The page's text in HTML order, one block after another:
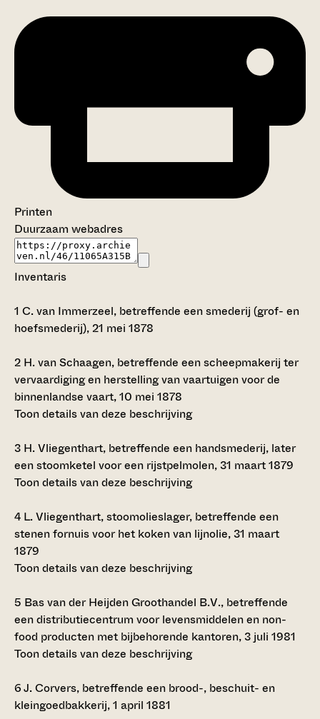
Printen
Duurzaam webadres
Inventaris
1 C. van Immerzeel, betreffende een smederij (grof- en
hoefsmederij), 21 mei 1878
2 H. van Schaagen, betreffende een scheepmakerij ter
vervaardiging en herstelling van vaartuigen voor de
binnenlandse vaart, 10 mei 1878
Toon details van deze beschrijving
3 H. Vliegenthart, betreffende een handsmederij, later
een stoomketel voor een rijstpelmolen, 31 maart 1879
Toon details van deze beschrijving
4 L. Vliegenthart, stoomolieslager, betreffende een
stenen fornuis voor het koken van lijnolie, 31 maart
1879
Toon details van deze beschrijving
5 Bas van der Heijden Groothandel B.V., betreffende
een distributiecentrum voor levensmiddelen en non-
food producten met bijbehorende kantoren, 3 juli 1981
Toon details van deze beschrijving
6J. Corvers, betreffende een brood-, beschuit- en
kleingoedbakkerij, 1 april 1881